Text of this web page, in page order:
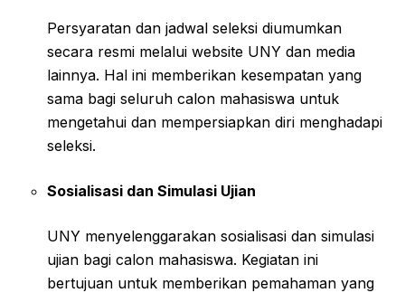
Persyaratan dan jadwal seleksi diumumkan
secara resmi melalui website UNY dan media
lainnya. Hal ini memberikan kesempatan yang
sama bagi seluruh calon mahasiswa untuk
mengetahui dan mempersiapkan diri menghadapi
seleksi.
Sosialisasi dan Simulasi Ujian
UNY menyelenggarakan sosialisasi dan simulasi
ujian bagi calon mahasiswa. Kegiatan ini
bertujuan untuk memberikan pemahaman yang